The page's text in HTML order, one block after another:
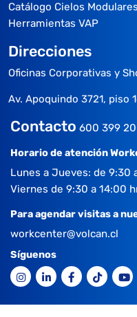
Catálogo Cielos Modulares
Herramientas VAP
Direcciones
Oficinas Corporativas y
Av. Apoquindo 3721, piso
Contacto 600 399
Horario de atención
Lunes a Jueves: de 9:30
Viernes de 9:30 a 14:00
Para agendar visitas a
workcenter@volcan.cl
Síguenos